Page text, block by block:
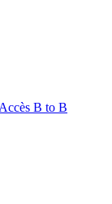
Accès B to B